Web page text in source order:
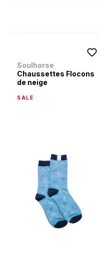
Soulhorse
Chaussettes Flocons
de neige
SALE